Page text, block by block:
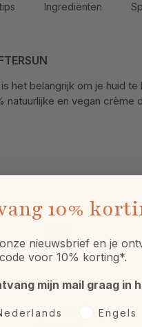
Ingrediënten
het belangrijk om je huid
natuurlijke en vegan
Retourneren
30 dagen bedenktijd na
10%
nieuwsbrief en je
code voor 10% korting*.
mijn mail graag in
Engels